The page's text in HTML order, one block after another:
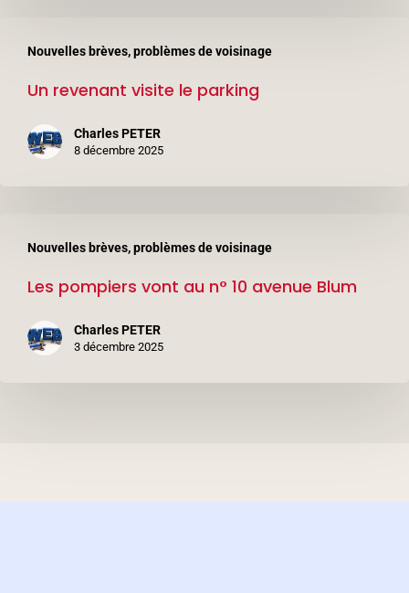
BlumNouvelles brèves, problèmes de voisinage
revenant
visite
parking
Un revenant visite le parking
Charles PETER
8 décembre 2025
Nouvelles brèves, problèmes de voisinage
pompiers
vontLes pompiers vont au n° 10 avenue Blum
Charles PETER
3 décembre 2025